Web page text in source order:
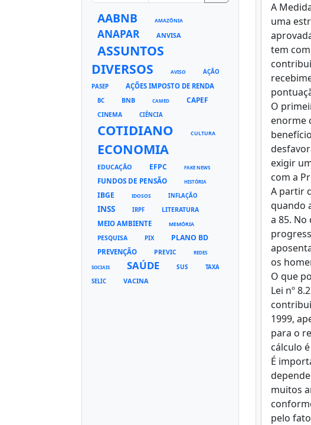
AABNB AMAZÔNIA
ANAPAR ANVISA
ASSUNTOS
DIVERSOS
AVISO
AÇÃO
PASEP
AÇÕES IMPOSTO DE RENDA
BC BNB CAMED CAPEF
CINEMA CIÊNCIA
COTIDIANO CULTURA
ECONOMIA
EDUCAÇÃO EFPC FAKE NEWS
FUNDOS DE PENSÃO HISTÓRIA
IBGE IDOSOS INFLAÇÃO
INSS IRPF LITERATURA
MEIO AMBIENTE MEMÓRIA
PESQUISA PIX PLANO BD
PREVENÇÃO PREVIC REDES
SOCIAIS SAÚDE SUS
TAXA
SELIC
VACINA
A
uma
tem
O
enorme
exigir
com a
A partir
quando
a 85.
os
O que
Lei nº
1999,
para o
cálculo
É
muitos
pelo